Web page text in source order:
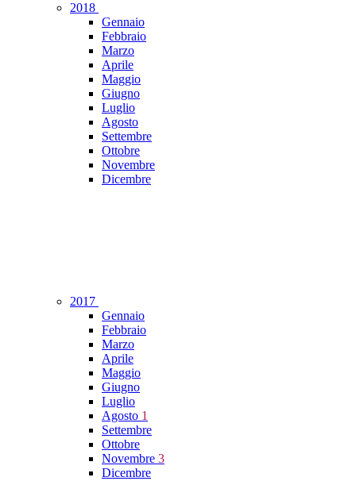
2018
Gennaio
Febbraio
Marzo
Aprile
Maggio
Giugno
Luglio
Agosto
Settembre
Ottobre
Novembre
Dicembre
2017
Gennaio
Febbraio
Marzo
Aprile
Maggio
Giugno
Luglio
Agosto 1
Settembre
Ottobre
Novembre 3
Dicembre